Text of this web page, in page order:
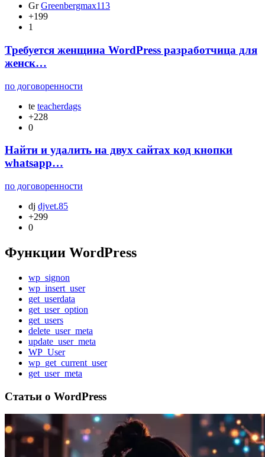
Gr Greenbergmax113
+199
1
Требуется женщина WordPress разработчица для
женск…
по договоренности
te teacherdags
+228
0
Найти и удалить на двух сайтах код кнопки
whatsapp…
по договоренности
dj djvet.85
+299
0
Функции WordPress
wp_signon
wp_insert_user
get_userdata
get_user_option
get_users
delete_user_meta
update_user_meta
WP_User
wp_get_current_user
get_user_meta
Статьи о WordPress